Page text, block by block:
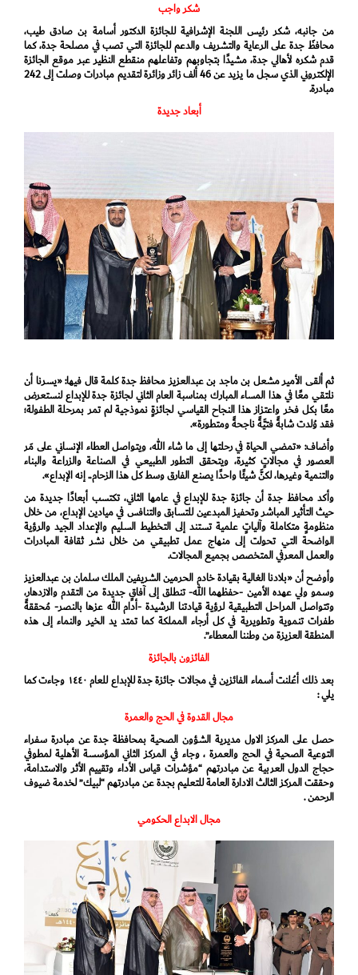
شكر واجب
من جانبه، شكر رئيس اللجنة الإشرافية للجائزة الدكتور أسامة بن صادق طيب،
محافظَ جدة على الرعاية والتشريف والدعم للجائزة التي تصب في مصلحة جدة، كما
قدم شكره لأهالي جدة، مشيدًا بتجاوبهم وتفاعلهم منقطع النظير عبر موقع الجائزة
الإلكتروني الذي سجل ما يزيد عن 46 ألف زائر وزائرة لتقديم مبادرات وصلت إلى 242
مبادرة.
أبعاد جديدة
ثم ألقى الأمير مشعل بن ماجد بن عبدالعزيز محافظ جدة كلمة قال فيها: «يسرنا أن
نلتقي معًا في هذا المساء المبارك بمناسبة العام الثاني لجائزة جدة للإبداع لنستعرض
معًا بكل فخر واعتزاز هذا النجاح القياسي لجائزةٍ نموذجية لم تمر بمرحلة الطفولة؛
فقد وُلدت شابةً فتيَّةً ناجحةً ومتطورة».
وأضاف: «تمضي الحياة في رحلتها إلى ما شاء الله، ويتواصل العطاء الإنساني على مَر
العصور في مجالاتٍ كثيرة، ويتحقق التطور الطبيعي في الصناعة والزراعة والبناء
والتنمية وغيرها، لكنَّ شيئًا واحدًا يصنع الفارق وسط كل هذا الزحام.. إنه الإبداع».
وأكد محافظ جدة أن جائزة جدة للإبداع في عامها الثاني، تكتسب أبعادًا جديدة من
حيث التأثير المباشر وتحفيز المبدعين للتسابق والتنافس في ميادين الإبداع، من خلال
منظومةٍ متكاملة وآلياتٍ علمية تستند إلى التخطيط السليم والإعداد الجيد والرؤية
الواضحة التي تحولت إلى منهاج عمل تطبيقي من خلال نشر ثقافة المبادرات
والعمل المعرفي المتخصص بجميع المجالات.
وأوضح أن «بلادنا الغالية بقيادة خادم الحرمين الشريفين الملك سلمان بن عبدالعزيز
وسمو ولي عهده الأمين -حفظهما الله- تنطلق إلى آفاقٍ جديدة من التقدم والازدهار،
وتتواصل المراحل التطبيقية لرؤية قيادتنا الرشيدة -أدام الله عزها بالنصر- مُحققةً
طفرات تنموية وتطويرية في كل أرجاء المملكة كما تمتد يد الخير والنماء إلى هذه
المنطقة العزيزة من وطننا المعطاء”.
الفائزون بالجائزة
بعد ذلك أعُلنت أسماء الفائزين في مجالات جائزة جدة للإبداع للعام ١٤٤٠ وجاءت كما
يلي :
مجال القدوة في الحج والعمرة
حصل على المركز الاول مديرية الشؤون الصحية بمحافظة جدة عن مبادرة سفراء
التوعية الصحية في الحج والعمرة ، وجاء في المركز الثاني المؤسسة الأهلية لمطوفي
حجاج الدول العربية عن مبادرتهم “مؤشرات قياس الأداء وتقييم الأثر والاستدامة،
وحققت المركز الثالث الادارة العامة للتعليم بجدة عن مبادرتهم “لبيك” لخدمة ضيوف
الرحمن .
مجال الابداع الحكومي